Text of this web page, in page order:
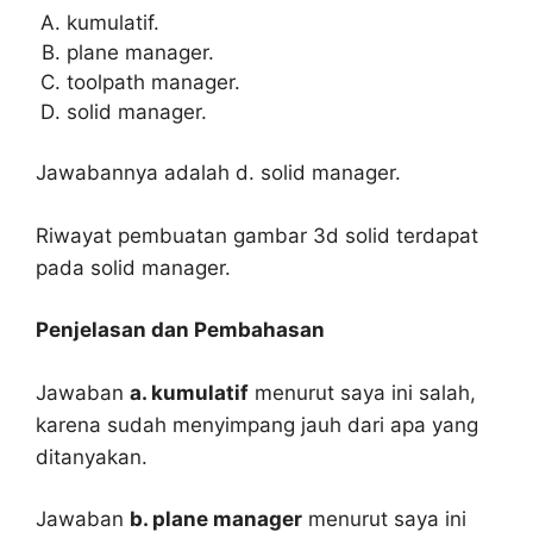
kumulatif.
plane manager.
toolpath manager.
solid manager.
Jawabannya adalah d. solid manager.
Riwayat pembuatan gambar 3d solid terdapat
pada solid manager.
Penjelasan dan Pembahasan
Jawaban a. kumulatif menurut saya ini salah,
karena sudah menyimpang jauh dari apa yang
ditanyakan.
Jawaban b. plane manager menurut saya ini